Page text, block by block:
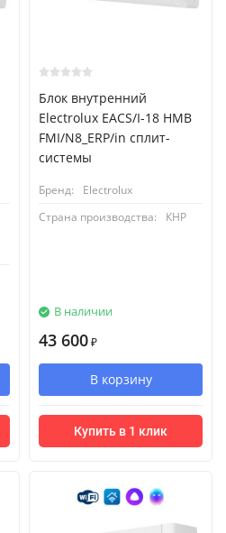
Блок внутренний
Electrolux EACS/I-18 HMB
FMI/N8_ERP/in сплит-
системы
Бренд:
Electrolux
Страна производства:
КНР
В наличии
43 600 ₽
В корзину
Купить в 1 клик